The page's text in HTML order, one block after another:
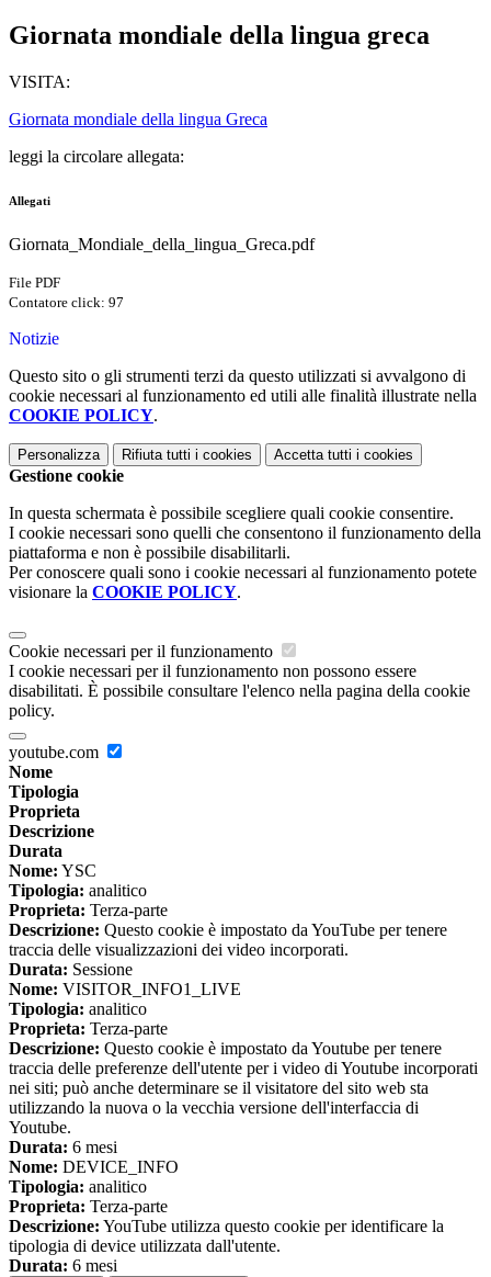
Giornata mondiale della lingua greca
VISITA:
Giornata mondiale della lingua Greca
leggi la circolare allegata:
Allegati
Giornata_Mondiale_della_lingua_Greca.pdf
File PDF
Contatore click: 97
Notizie
Questo sito o gli strumenti terzi da questo utilizzati si avvalgono di
cookie necessari al funzionamento ed utili alle finalità illustrate nella
COOKIE POLICY.
Personalizza Rifiuta tutti i cookies Accetta tutti i cookies
Gestione cookie
In questa schermata è possibile scegliere quali cookie consentire.
I cookie necessari sono quelli che consentono il funzionamento della
piattaforma e non è possibile disabilitarli.
Per conoscere quali sono i cookie necessari al funzionamento potete
visionare la COOKIE POLICY.
Cookie necessari per il funzionamento
I cookie necessari per il funzionamento non possono essere
disabilitati. È possibile consultare l'elenco nella pagina della cookie
policy.
youtube.com
Nome
Tipologia
Proprieta
Descrizione
Durata
Nome: YSC
Tipologia: analitico
Proprieta: Terza-parte
Descrizione: Questo cookie è impostato da YouTube per tenere
traccia delle visualizzazioni dei video incorporati.
Durata: Sessione
Nome: VISITOR_INFO1_LIVE
Tipologia: analitico
Proprieta: Terza-parte
Descrizione: Questo cookie è impostato da Youtube per tenere
traccia delle preferenze dell'utente per i video di Youtube incorporati
nei siti; può anche determinare se il visitatore del sito web sta
utilizzando la nuova o la vecchia versione dell'interfaccia di
Youtube.
Durata: 6 mesi
Nome: DEVICE_INFO
Tipologia: analitico
Proprieta: Terza-parte
Descrizione: YouTube utilizza questo cookie per identificare la
tipologia di device utilizzata dall'utente.
Durata: 6 mesi